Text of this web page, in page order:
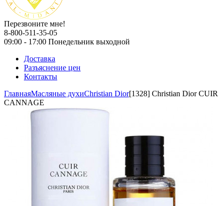
Перезвоните мне!
8-800-511-35-05
09:00 - 17:00 Понедельник выходной
Доставка
Разъяснение цен
Контакты
ГлавнаяМасляные духиChristian Dior[1328] Christian Dior CUIR
CANNAGE